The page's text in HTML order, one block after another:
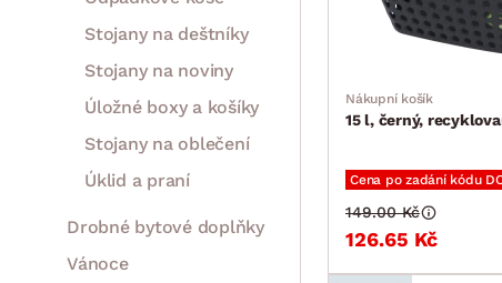
Stojany na deštníky
Stojany na noviny
Úložné boxy a košíky
Stojany na oblečení
Úklid a praní
Drobné bytové doplňky
Vánoce
Nákupní košík
15 l, černý,
Cena po zadání kódu
126.65 Kč
149.00 Kč